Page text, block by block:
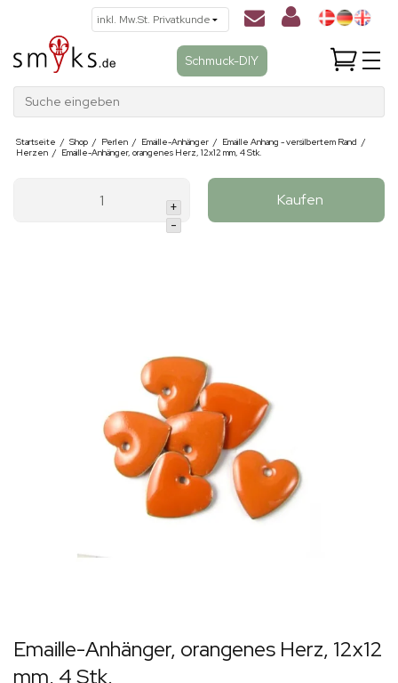
Schmuck-DIY
Suche eingeben
Startseite / Shop / Perlen / Emaille-Anhänger / Emaille Anhang - versilbertem Rand /
Herzen / Emaille-Anhänger, orangenes Herz, 12x12 mm, 4 Stk.
+
-
Kaufen
Emaille-Anhänger, orangenes Herz, 12x12
mm, 4 Stk.